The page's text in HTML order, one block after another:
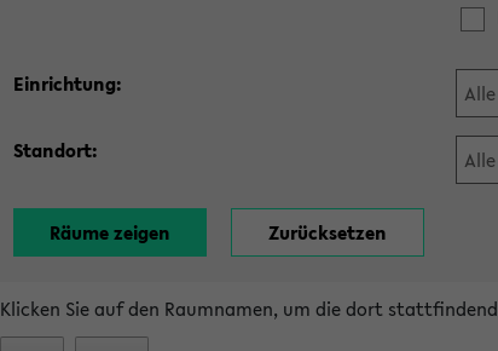
Einrichtung:
Standort:
Klicken Sie auf den Raumnamen, um die dort